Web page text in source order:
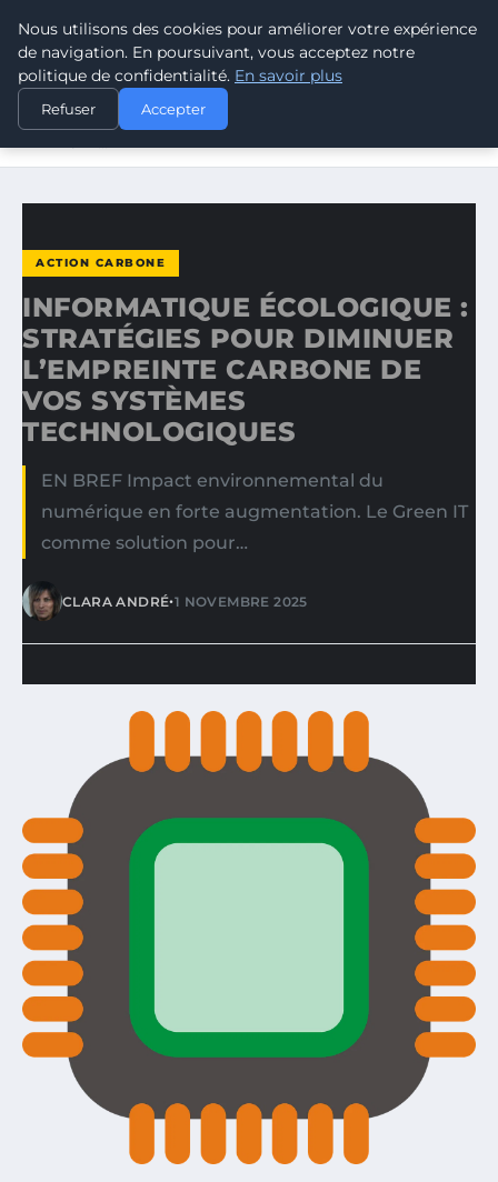
CLIMATE RESPONSE BLOG
ACCUEIL
ACTION CARBONE
INFORMATIQUE ÉCOLOGIQUE : STRATÉGIES POUR
ACTION CARBONE
INFORMATIQUE ÉCOLOGIQUE :
STRATÉGIES POUR DIMINUER
L’EMPREINTE CARBONE DE
VOS SYSTÈMES
TECHNOLOGIQUES
EN BREF Impact environnemental du
numérique en forte augmentation. Le Green IT
comme solution pour…
CLARA ANDRÉ•1 NOVEMBRE 2025
Nous utilisons des cookies pour améliorer votre expérience
de navigation. En poursuivant, vous acceptez notre
politique de confidentialité. En savoir plus
Refuser Accepter